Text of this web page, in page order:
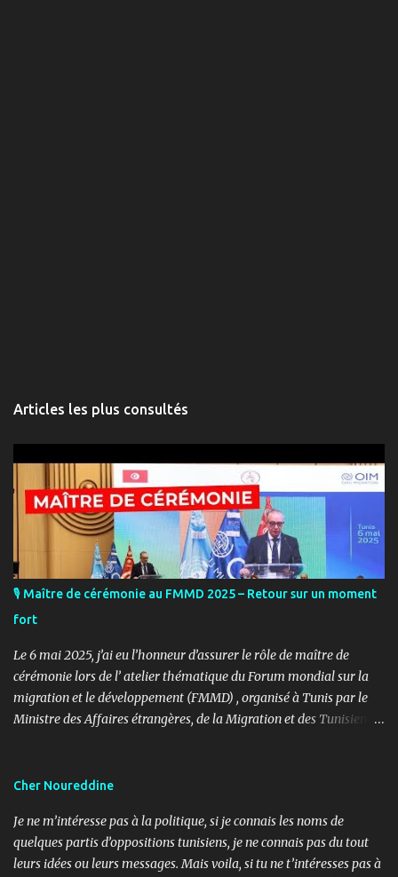
Articles les plus consultés
🎙️ Maître de cérémonie au FMMD 2025 – Retour sur un moment
fort
Le 6 mai 2025, j’ai eu l’honneur d’assurer le rôle de maître de
cérémonie lors de l’ atelier thématique du Forum mondial sur la
migration et le développement (FMMD) , organisé à Tunis par le
Ministre des Affaires étrangères, de la Migration et des Tunisiens à
niveau a rassemblé des diplomates, des experts de la diaspora, des
civile autour d’un objectif commun : renforcer le rôle stratégique
de la diaspora dans le développement durable, l’investissement et
la coopération internationale. 🎤 Mon rôle : donner le rythme,
Cher Noureddine
Je ne m’intéresse pas à la politique, si je connais les noms de
quelques partis d’oppositions tunisiens, je ne connais pas du tout
leurs idées ou leurs messages. Mais voila, si tu ne t’intéresses pas à